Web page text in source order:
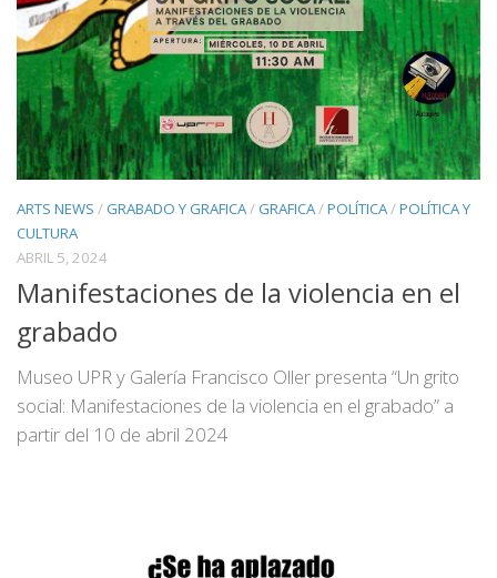
ARTS NEWS / GRABADO Y GRAFICA/ GRAFICA/POLÍTICA/POLÍTICA Y
CULTURA
ABRIL 5, 2024
Manifestaciones de la violencia en el
grabado
Museo UPR y Galería Francisco Oller presenta “Un grito
social: Manifestaciones de la violencia en el grabado” a
partir del 10 de abril 2024